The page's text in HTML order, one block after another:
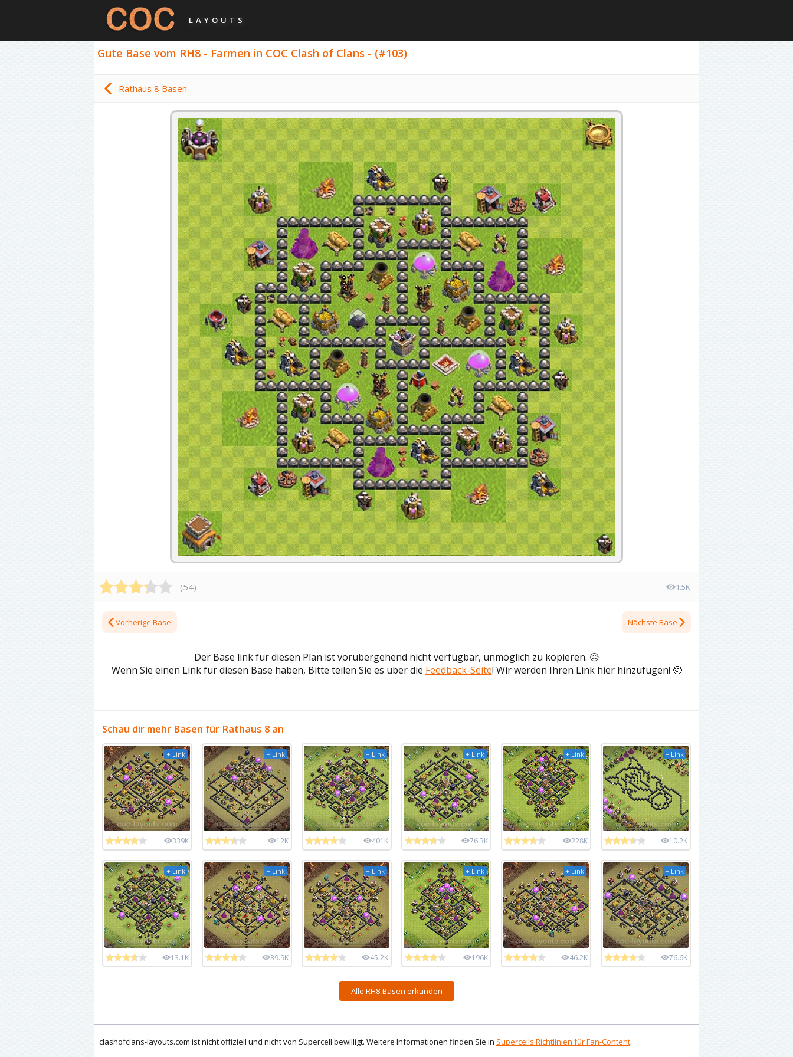
LAYOUTS
Gute Base vom RH8 - Farmen in COC Clash of Clans - (#103)
Rathaus 8 Basen
(54) 1.5K
Vorherige Base Nächste Base
Der Base link für diesen Plan ist vorübergehend nicht verfügbar, unmöglich zu kopieren. 😥
Wenn Sie einen Link für diesen Base haben, Bitte teilen Sie es über die Feedback-Seite! Wir werden Ihren Link hier hinzufügen! 🤓
Schau dir mehr Basen für Rathaus 8 an
+ Link
339K
+ Link
12K
+ Link
401K
+ Link
76.3K
+ Link
228K
+ Link
10.2K
+ Link
13.1K
+ Link
39.9K
+ Link
45.2K
+ Link
196K
+ Link
46.2K
+ Link
76.6K
Alle RH8-Basen erkunden
clashofclans-layouts.com ist nicht offiziell und nicht von Supercell bewilligt. Weitere Informationen finden Sie in Supercells Richtlinien für Fan-Content.